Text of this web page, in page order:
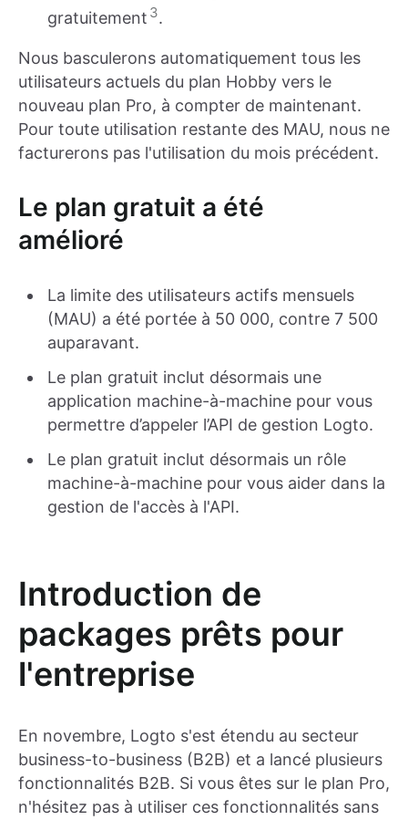
gratuitement 3.
Nous basculerons automatiquement tous les
utilisateurs actuels du plan Hobby vers le
nouveau plan Pro, à compter de maintenant.
Pour toute utilisation restante des MAU, nous ne
facturerons pas l'utilisation du mois précédent.
Le plan gratuit a été
amélioré
La limite des utilisateurs actifs mensuels
(MAU) a été portée à 50 000, contre 7 500
auparavant.
Le plan gratuit inclut désormais une
application machine-à-machine pour vous
permettre d’appeler l’API de gestion Logto.
Le plan gratuit inclut désormais un rôle
machine-à-machine pour vous aider dans la
gestion de l'accès à l'API.
Introduction de
packages prêts pour
l'entreprise
En novembre, Logto s'est étendu au secteur
business-to-business (B2B) et a lancé plusieurs
fonctionnalités B2B. Si vous êtes sur le plan Pro,
n'hésitez pas à utiliser ces fonctionnalités sans